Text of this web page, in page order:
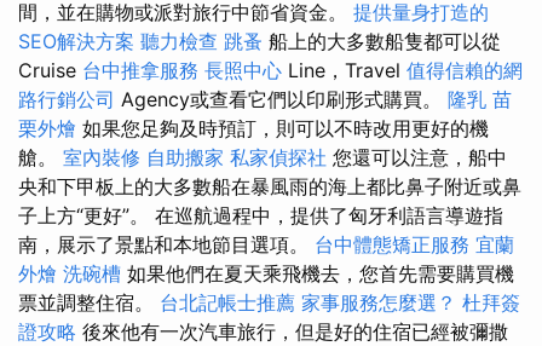
間，並在購物或派對旅行中節省資金。 提供量身打造的
SEO解決方案 聽力檢查 跳蚤 船上的大多數船隻都可以從
Cruise 台中推拿服務 長照中心 Line，Travel 值得信賴的網
路行銷公司 Agency或查看它們以印刷形式購買。 隆乳 苗
栗外燴 如果您足夠及時預訂，則可以不時改用更好的機
艙。 室內裝修 自助搬家 私家偵探社 您還可以注意，船中
央和下甲板上的大多數船在暴風雨的海上都比鼻子附近或鼻
子上方“更好”。 在巡航過程中，提供了匈牙利語言導遊指
南，展示了景點和本地節目選項。 台中體態矯正服務 宜蘭
外燴 洗碗槽 如果他們在夏天乘飛機去，您首先需要購買機
票並調整住宿。 台北記帳士推薦 家事服務怎麼選？ 杜拜簽
證攻略 後來他有一次汽車旅行，但是好的住宿已經被彌撒